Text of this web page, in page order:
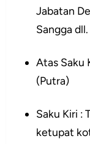
Jabatan
Sangga dll.
Atas Saku
(Putra)
Saku Kiri :
ketupat